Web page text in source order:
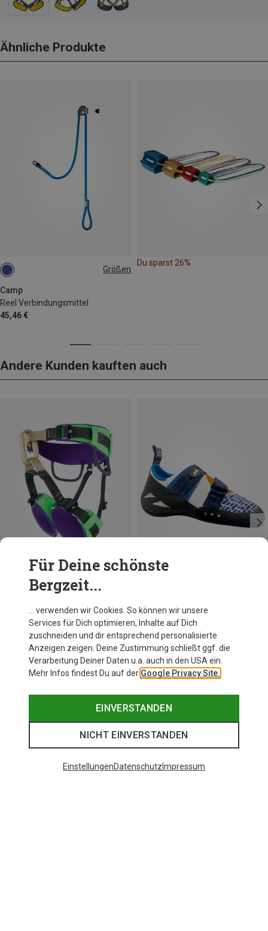
Ähnliche Produkte
Größen
Camp
Reel Verbindungsmittel
45,46 €
100CM
Du sparst 26%
Andere Kunden kauften auch
Du sparst 23%
Für Deine schönste
Bergzeit...
… verwenden wir Cookies. So können wir unsere
Services für Dich optimieren, Inhalte auf Dich
zuschneiden und dir entsprechend personalisierte
Anzeigen zeigen. Deine Zustimmung schließt ggf. die
Verarbeitung Deiner Daten u.a. auch in den USA ein.
Mehr Infos findest Du auf der Google Privacy Site.
EINVERSTANDEN
NICHT EINVERSTANDEN
EinstellungenDatenschutz Impressum